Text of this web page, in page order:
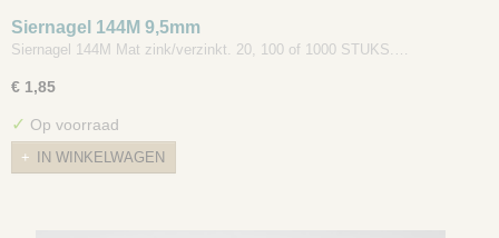
Siernagel 144M 9,5mm
Siernagel 144M Mat zink/verzinkt. 20, 100 of 1000 STUKS.…
€ 1,85
✓ Op voorraad
IN WINKELWAGEN